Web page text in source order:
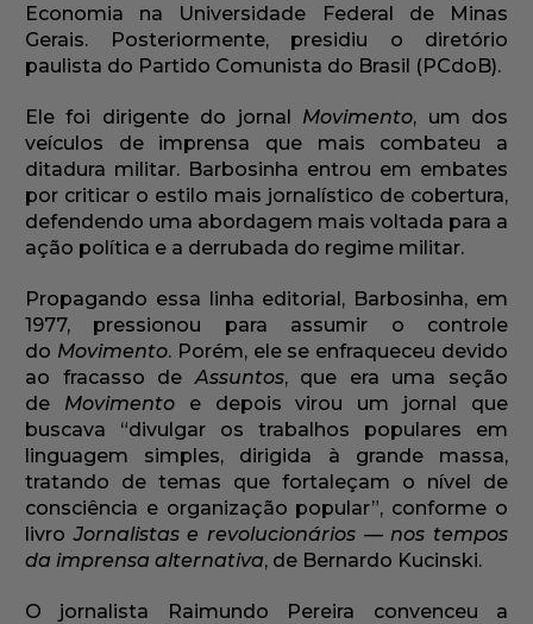
Economia na Universidade Federal de Minas
Gerais. Posteriormente, presidiu o diretório
paulista do Partido Comunista do Brasil (PCdoB).
Ele foi dirigente do jornal Movimento, um dos
veículos de imprensa que mais combateu a
ditadura militar. Barbosinha entrou em embates
por criticar o estilo mais jornalístico de cobertura,
defendendo uma abordagem mais voltada para a
ação política e a derrubada do regime militar.
Propagando essa linha editorial, Barbosinha, em
1977, pressionou para assumir o controle
do Movimento. Porém, ele se enfraqueceu devido
ao fracasso de Assuntos, que era uma seção
de Movimentoe depois virou um jornal que
buscava “divulgar os trabalhos populares em
linguagem simples, dirigida à grande massa,
tratando de temas que fortaleçam o nível de
consciência e organização popular”, conforme o
livroJornalistas e revolucionários — nos tempos
da imprensa alternativa, de Bernardo Kucinski.
O jornalista Raimundo Pereira convenceu a